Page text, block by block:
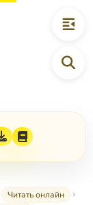
Читать онлайн